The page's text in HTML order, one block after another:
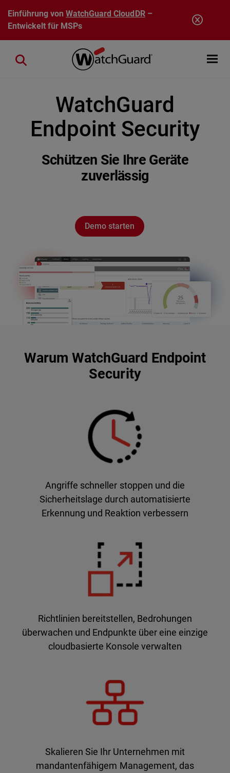
Direkt zum Inhalt
Einführung vonWatchGuard CloudDR–
Entwickelt für MSPs
Open
Close search
WatchGuard
Endpoint Security
Schützen Sie Ihre Geräte
zuverlässig
Demo starten
Warum WatchGuard Endpoint
Security
Angriffe schneller stoppen und die
Sicherheitslage durch automatisierte
Erkennung und Reaktion verbessern
Richtlinien bereitstellen, Bedrohungen
überwachen und Endpunkte über eine einzige
cloudbasierte Konsole verwalten
Skalieren Sie Ihr Unternehmen mit
mandantenfähigem Management, das